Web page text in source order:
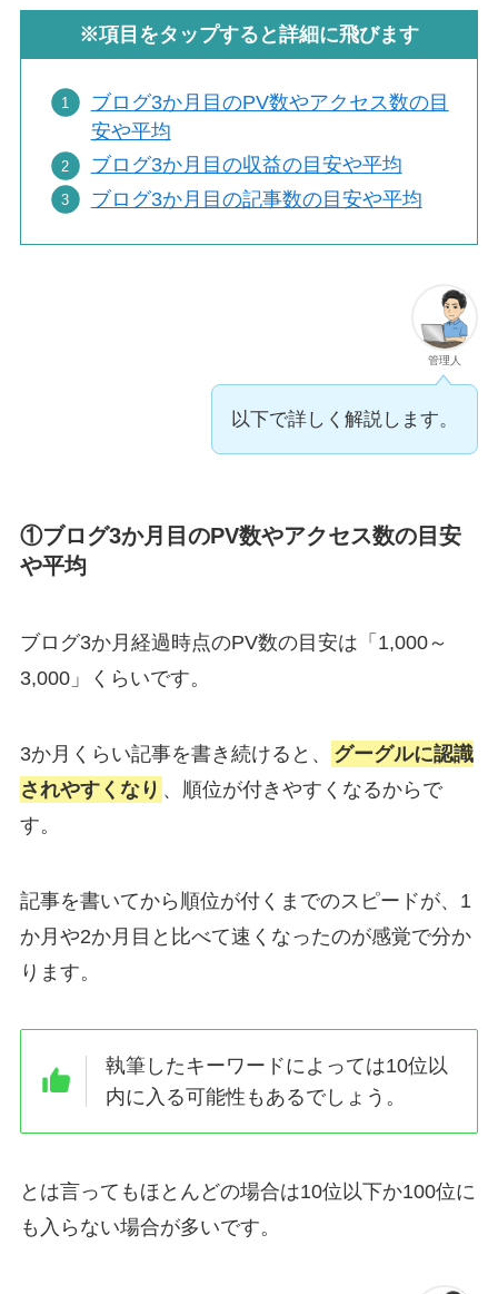
※項目をタップすると詳細に飛びます
ブログ3か月目のPV数やアクセス数の目
安や平均
ブログ3か月目の収益の目安や平均
ブログ3か月目の記事数の目安や平均
管理人
以下で詳しく解説します。
①ブログ3か月目のPV数やアクセス数の目安
や平均
ブログ3か月経過時点のPV数の目安は「 1,000～
3,000」
くらいです。
3か月くらい記事を書き続けると、
グーグルに認識
されやすくなり 、順位が付きやすくなるからで
す。
記事を書いてから順位が付くまでのスピードが、1
か月や2か月目と比べて速くなったのが感覚で分か
ります。
執筆したキーワードによっては10位以
内に入る可能性 もあるでしょう。
とは言ってもほとんどの場合は10位以下か100位に
も入らない場合が多いです。